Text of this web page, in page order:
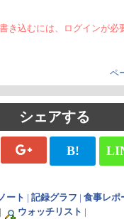
き込むには、ログインが必
ペ
シェアする
B!
ート 記録グラフ 食事レポ
ウォッチリスト